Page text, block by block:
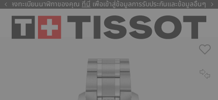
ลงทะเบียนนาฬิกาของคุณ ที่นี่ เพื่อเข้าสู่ข้อมูลการรับประกันและข้อมูลอื่นๆ
ที่นี่